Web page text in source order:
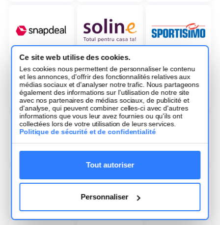
Ce site web utilise des cookies.
Les cookies nous permettent de personnaliser le contenu
et les annonces, d'offrir des fonctionnalités relatives aux
médias sociaux et d'analyser notre trafic. Nous partageons
également des informations sur l'utilisation de notre site
avec nos partenaires de médias sociaux, de publicité et
d'analyse, qui peuvent combiner celles-ci avec d'autres
informations que vous leur avez fournies ou qu'ils ont
collectées lors de votre utilisation de leurs services.
Politique de sécurité et de confidentialité
Tout autoriser
Personnaliser